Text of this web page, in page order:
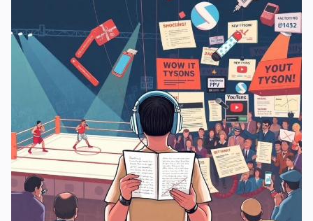
капы,
которых
молчат
продавцы